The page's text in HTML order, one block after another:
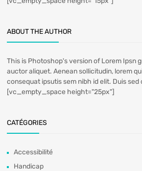
ABOUT THE AUTHOR
This is Photoshop's version of Lorem Ipsn
auctor aliquet. Aenean sollicitudin, lorem
consequat ipsutis sem nibh id elit. Duis sed
[vc_empty_space height="25px"]
CATÉGORIES
Accessibilité
Handicap